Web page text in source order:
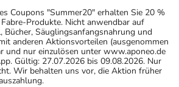
Coupons "Summer20" erhalten Sie 20 %
Produkte. Nicht anwendbar auf
Bücher, Säuglingsanfangsnahrung und
anderen Aktionsvorteilen (ausgenommen
und nur einzulösen unter www.aponeo.de
Gültig: 27.07.2026 bis 09.08.2026. Nur
Wir behalten uns vor, die Aktion früher